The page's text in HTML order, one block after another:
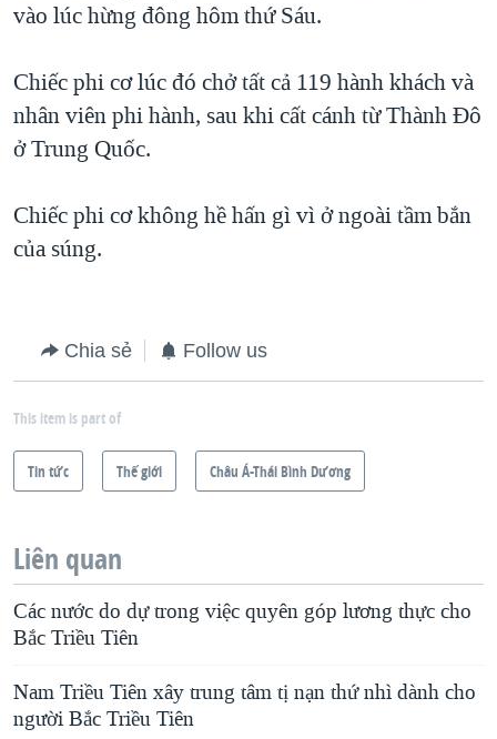
vào lúc hừng đông hôm thứ Sáu.
Chiếc phi cơ lúc đó chở tất cả 119 hành khách và
nhân viên phi hành, sau khi cất cánh từ Thành Đô
ở Trung Quốc.
Chiếc phi cơ không hề hấn gì vì ở ngoài tầm bắn
của súng.
Chia sẻ Follow us
This item is part of
Tin tức Thế giới Châu Á-Thái Bình Dương
Liên quan
Các nước do dự trong việc quyên góp lương thực cho
Bắc Triều Tiên
Nam Triều Tiên xây trung tâm tị nạn thứ nhì dành cho
người Bắc Triều Tiên